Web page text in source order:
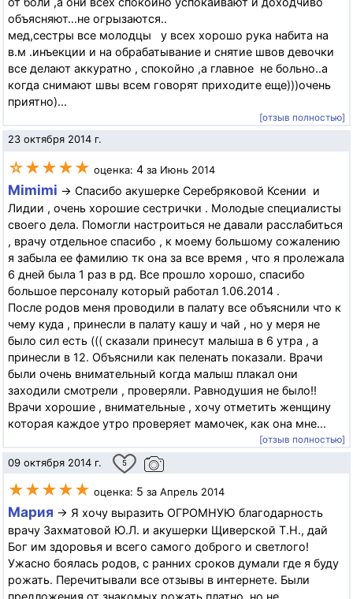
объясняют...не огрызаются..
мед,сестры все молодцы у всех хорошо рука набита на
в.м .инъекции и на обрабатывание и снятие швов девочки
все делают аккуратно , спокойно ,а главное не больно..а
когда снимают швы всем говорят приходите еще)))очень
приятно)...
[отзыв полностью]
23 октября 2014 г.
☆★★★★ оценка: 4 за Июнь 2014
Mimimi → Спасибо акушерке Серебряковой Ксении и
Лидии , очень хорошие сестрички . Молодые специалисты
своего дела. Помогли настроиться не давали расслабиться
, врачу отдельное спасибо , к моему большому сожалению
я забыла ее фамилию тк она за все время , что я пролежала
6 дней была 1 раз в рд. Все прошло хорошо, спасибо
большое персоналу который работал 1.06.2014 .
После родов меня проводили в палату все объяснили что к
чему куда , принесли в палату кашу и чай , но у меря не
было сил есть ((( сказали принесут малыша в 6 утра , а
принесли в 12. Объяснили как пеленать показали. Врачи
были очень внимательный когда малыш плакал они
заходили смотрели , проверяли. Равнодушия не было!!
Врачи хорошие , внимательные , хочу отметить женщину
которая каждое утро проверяет мамочек, как она мне...
[отзыв полностью]
09 октября 2014 г. 5
★★★★★ оценка: 5 за Апрель 2014
Мария → Я хочу выразить ОГРОМНУЮ благодарность
врачу Захматовой Ю.Л. и акушерки Щиверской Т.Н., дай
Бог им здоровья и всего самого доброго и светлого!
Ужасно боялась родов, с ранних сроков думали где я буду
рожать. Перечитывали все отзывы в интернете. Были
предложения от знакомых рожать платно, но не